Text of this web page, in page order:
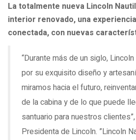
La totalmente nueva Lincoln
interior renovado, una
conectada, con nuevas
“Durante más de un siglo,
por su exquisito diseño y
miramos hacia el futuro,
de la cabina y de lo que puede
santuario para nuestros
Presidenta de Lincoln. ”Lincoln